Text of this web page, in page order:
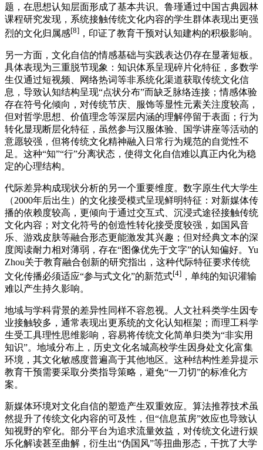
题，在思想认知层面形成了基本共识。鲁瑾通过中国古典园林
课程研究发现，系统接触传统文化内容的学生群体表现出更强
烈的文化归属感[8] ，印证了教育干预对认知建构的积极影响。
另一方面，文化自信的情感基础与实践表达仍存在显著短板。
具体表现为三重脱节现象：知识体系呈现碎片化特征，多数学
生仅通过短视频、网络热词等非系统化渠道获取传统文化信
息，导致认知结构呈现“点状分布”而缺乏脉络连接；情感体验
存在符号化倾向，对传统节庆、服饰等显性元素关注度较高，
但对哲学思想、价值理念等深层内涵的理解停留于表面；行为
转化显现断层化特征，虽然参与汉服体验、国学讲座等活动的
意愿较强，但将传统文化精神融入日常行为规范的自觉性不
足。这种“知”“行”分离状态，使得文化自信难以真正内化为稳
定的心理结构。
代际差异构成现状分析的另一个重要维度。数字原生代大学生
（2000年后出生）的文化接受模式呈现鲜明特征：对新媒体传
播的依赖度较高，更倾向于通过交互式、沉浸式途径接触传统
文化内容；对文化符号的创造性转化接受度较强，如国风音
乐、游戏皮肤等融合形态更能激发其兴趣；但对经典文本的深
度阅读耐力相对薄弱，存在“图像优先于文字”的认知偏好。Yu
Zhou关于教育融合创新的研究指出，这种代际特征要求传统
文化传播必须适应“参与式文化”的新范式[4] ，单纯的知识灌输
难以产生持久影响。
地域与学科背景的差异性同样不容忽视。人文社科类学生因专
业接触较多，通常表现出更系统的文化认知框架；而理工科学
生受工具理性思维影响，容易将传统文化简单归类为“非实用
知识”。地域分布上，历史文化名城高校学生因身处文化富集
环境，其文化敏感度普遍高于其他地区。这种结构性差异提示
教育干预需要采取分类指导策略，避免“一刀切”的标准化方
案。
新媒体环境对文化自信的塑造产生双重效应。算法推荐技术虽
然提升了传统文化内容的可及性，但“信息茧房”效应也导致认
知视野的窄化。部分平台为追求流量效益，对传统文化进行娱
乐化解读甚至曲解，衍生出“伪国风”等扭曲形态，干扰了大学